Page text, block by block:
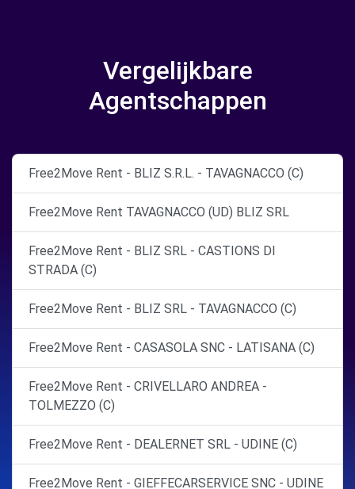
Vergelijkbare
Agentschappen
Free2Move Rent - BLIZ S.R.L. - TAVAGNACCO (C)
Free2Move Rent TAVAGNACCO (UD) BLIZ SRL
Free2Move Rent - BLIZ SRL - CASTIONS DI
STRADA (C)
Free2Move Rent - BLIZ SRL - TAVAGNACCO (C)
Free2Move Rent - CASASOLA SNC - LATISANA (C)
Free2Move Rent - CRIVELLARO ANDREA -
TOLMEZZO (C)
Free2Move Rent - DEALERNET SRL - UDINE (C)
Free2Move Rent - GIEFFECARSERVICE SNC - UDINE